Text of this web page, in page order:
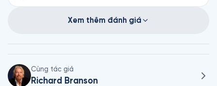
Xem thêm đánh giá
Cùng tác giả
Richard Branson